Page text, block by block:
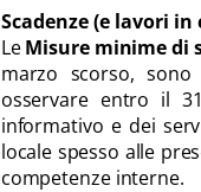
Scadenze (e lavori in
LeMisure minime di
marzo scorso,
osservare entro il
informativo e dei
locale spesso alle
competenze interne.